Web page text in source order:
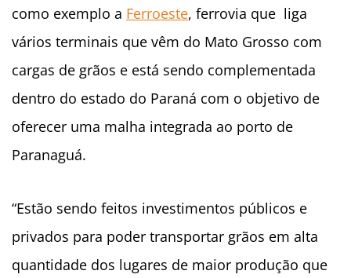
como exemplo a Ferroeste, ferrovia que liga
vários terminais que vêm do Mato Grosso com
cargas de grãos e está sendo complementada
dentro do estado do Paraná com o objetivo de
oferecer uma malha integrada ao porto de
Paranaguá.
“Estão sendo feitos investimentos públicos e
privados para poder transportar grãos em alta
quantidade dos lugares de maior produção que